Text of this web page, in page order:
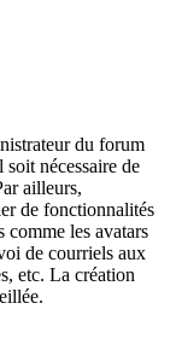
du forum
nécessaire de
ailleurs,
de fonctionnalités
comme les avatars
de courriels aux
etc. La création